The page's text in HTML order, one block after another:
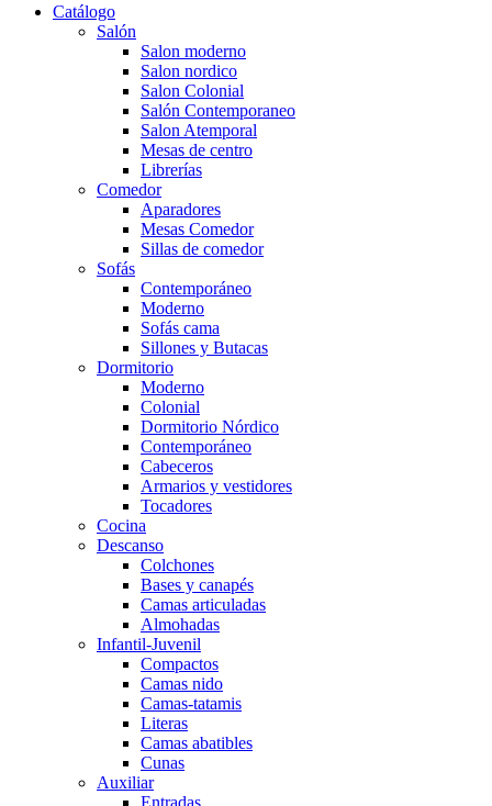
Catálogo
Salón
Salon moderno
Salon nordico
Salon Colonial
Salón Contemporaneo
Salon Atemporal
Mesas de centro
Librerías
Comedor
Aparadores
Mesas Comedor
Sillas de comedor
Sofás
Contemporáneo
Moderno
Sofás cama
Sillones y Butacas
Dormitorio
Moderno
Colonial
Dormitorio Nórdico
Contemporáneo
Cabeceros
Armarios y vestidores
Tocadores
Cocina
Descanso
Colchones
Bases y canapés
Camas articuladas
Almohadas
Infantil-Juvenil
Compactos
Camas nido
Camas-tatamis
Literas
Camas abatibles
Cunas
Auxiliar
Entradas